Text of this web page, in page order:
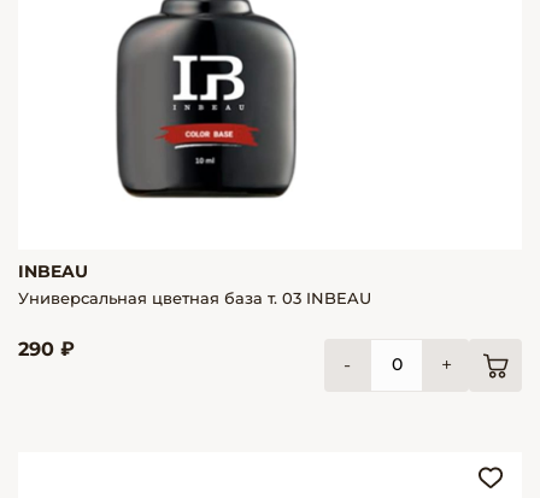
INBEAU
Универсальная цветная база т. 03 INBEAU
290 ₽
- +